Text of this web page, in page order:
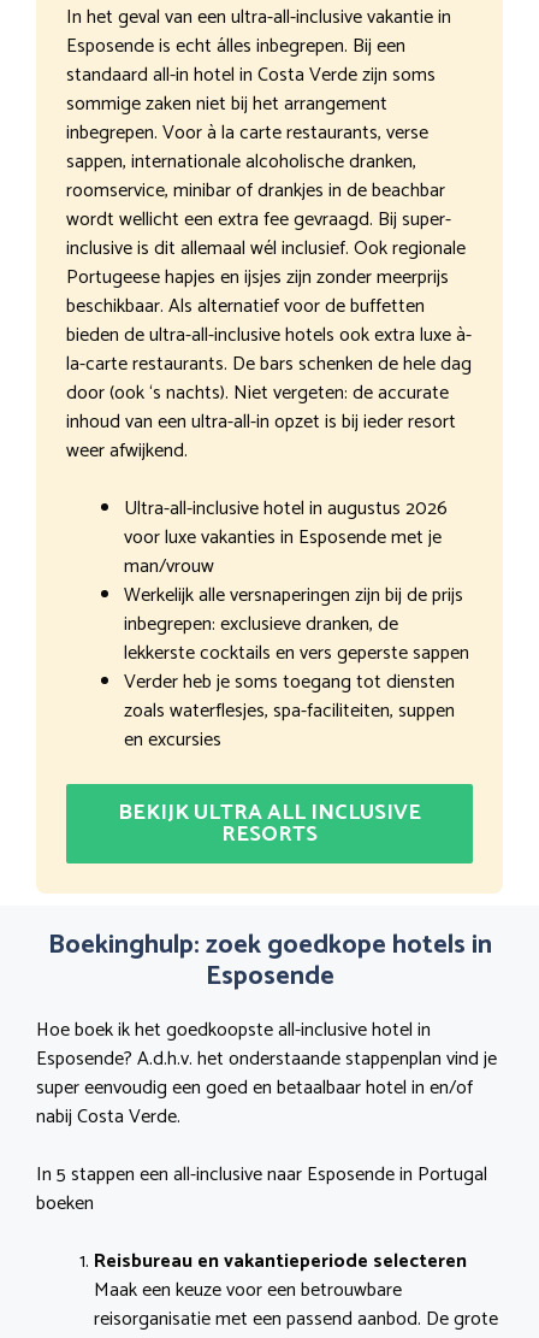
In het geval van een ultra-all-inclusive vakantie in
Esposende is echt álles inbegrepen. Bij een
standaard all-in hotel in Costa Verde zijn soms
sommige zaken niet bij het arrangement
inbegrepen. Voor à la carte restaurants, verse
sappen, internationale alcoholische dranken,
roomservice, minibar of drankjes in de beachbar
wordt wellicht een extra fee gevraagd. Bij super-
inclusive is dit allemaal wél inclusief. Ook regionale
Portugeese hapjes en ijsjes zijn zonder meerprijs
beschikbaar. Als alternatief voor de buffetten
bieden de ultra-all-inclusive hotels ook extra luxe à-
la-carte restaurants. De bars schenken de hele dag
door (ook ‘s nachts). Niet vergeten: de accurate
inhoud van een ultra-all-in opzet is bij ieder resort
weer afwijkend.
Ultra-all-inclusive hotel in augustus 2026
voor luxe vakanties in Esposende met je
man/vrouw
Werkelijk alle versnaperingen zijn bij de prijs
inbegrepen: exclusieve dranken, de
lekkerste cocktails en vers geperste sappen
Verder heb je soms toegang tot diensten
zoals waterflesjes, spa-faciliteiten, suppen
en excursies
BEKIJK ULTRA ALL INCLUSIVE
RESORTS
Boekinghulp: zoek goedkope hotels in
Esposende
Hoe boek ik het goedkoopste all-inclusive hotel in
Esposende? A.d.h.v. het onderstaande stappenplan vind je
super eenvoudig een goed en betaalbaar hotel in en/of
nabij Costa Verde.
In 5 stappen een all-inclusive naar Esposende in Portugal
boeken
Reisbureau en vakantieperiode selecteren
Maak een keuze voor een betrouwbare
reisorganisatie met een passend aanbod. De grote